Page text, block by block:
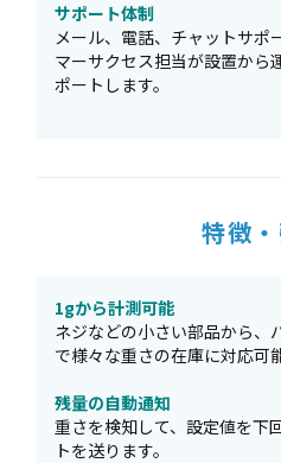
サポート体制
メール、電話、チャットサポ
マーサクセス担当が設置から
ポートします。
特徴
1gから計測可能
ネジなどの小さい部品から、
で様々な重さの在庫に対応可
残量の自動通知
重さを検知して、設定値を下
トを送ります。